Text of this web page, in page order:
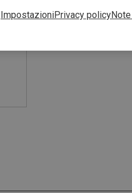
ImpostazioniPrivacy policy